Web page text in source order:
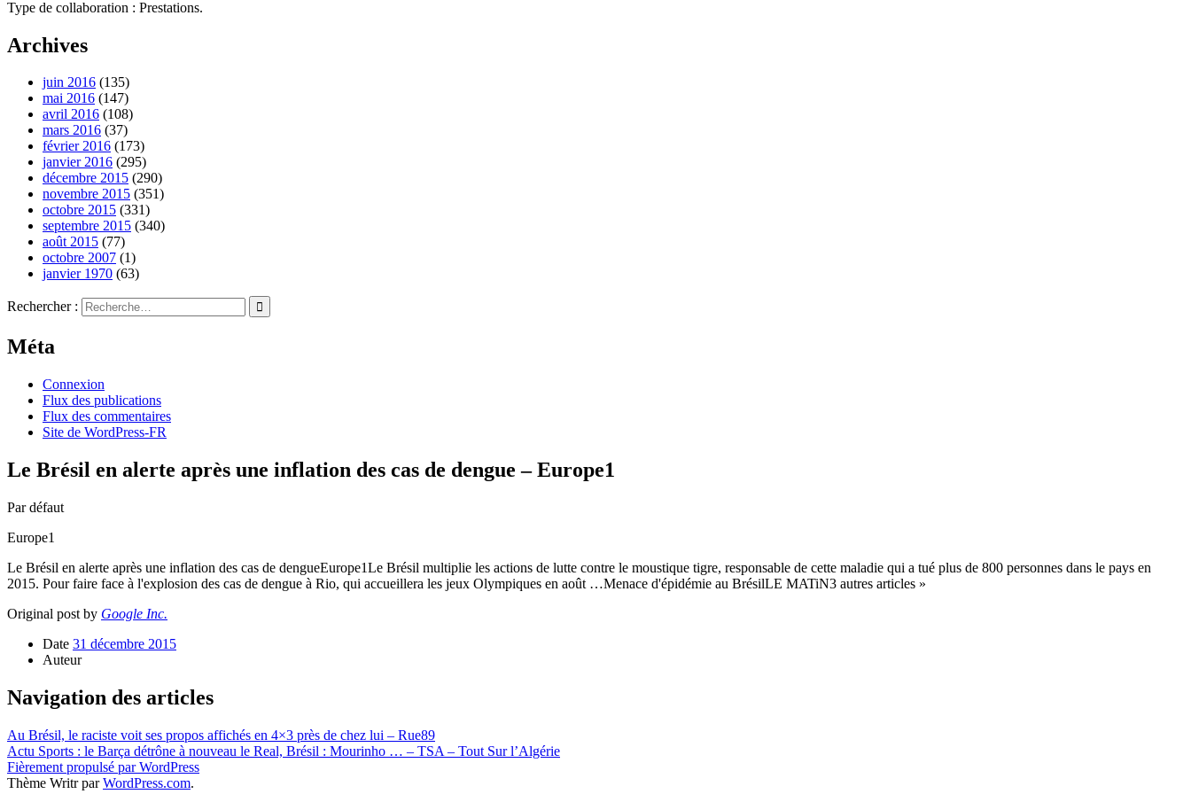
Type de collaboration : Prestations.
Archives
juin 2016 (135)
mai 2016 (147)
avril 2016 (108)
mars 2016 (37)
février 2016 (173)
janvier 2016 (295)
décembre 2015 (290)
novembre 2015 (351)
octobre 2015 (331)
septembre 2015 (340)
août 2015 (77)
octobre 2007 (1)
janvier 1970 (63)
Rechercher :
Méta
Connexion
Flux des publications
Flux des commentaires
Site de WordPress-FR
Le Brésil en alerte après une inflation des cas de dengue – Europe1
Par défaut
Europe1
Le Brésil en alerte après une inflation des cas de dengueEurope1Le Brésil multiplie les actions de lutte contre le moustique tigre, responsable de cette maladie qui a tué plus de 800 personnes dans le pays en
2015. Pour faire face à l'explosion des cas de dengue à Rio, qui accueillera les jeux Olympiques en août …Menace d'épidémie au BrésilLE MATiN3 autres articles »
Original post by Google Inc.
Date 31 décembre 2015
Auteur
Navigation des articles
Au Brésil, le raciste voit ses propos affichés en 4×3 près de chez lui – Rue89
Actu Sports : le Barça détrône à nouveau le Real, Brésil : Mourinho … – TSA – Tout Sur l’Algérie
Fièrement propulsé par WordPress
Thème Writr parWordPress.com.